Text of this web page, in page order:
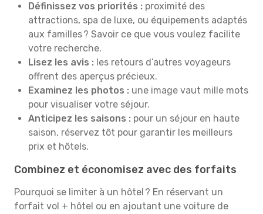
Définissez vos priorités : proximité des
attractions, spa de luxe, ou équipements adaptés
aux familles ? Savoir ce que vous voulez facilite
votre recherche.
Lisez les avis : les retours d’autres voyageurs
offrent des aperçus précieux.
Examinez les photos : une image vaut mille mots
pour visualiser votre séjour.
Anticipez les saisons : pour un séjour en haute
saison, réservez tôt pour garantir les meilleurs
prix et hôtels.
Combinez et économisez avec des forfaits
Pourquoi se limiter à un hôtel ? En réservant un
forfait vol + hôtel ou en ajoutant une voiture de